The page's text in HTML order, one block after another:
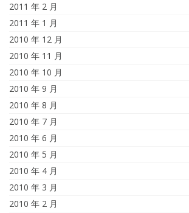
2011 年 2 月
2011 年 1 月
2010 年 12 月
2010 年 11 月
2010 年 10 月
2010 年 9 月
2010 年 8 月
2010 年 7 月
2010 年 6 月
2010 年 5 月
2010 年 4 月
2010 年 3 月
2010 年 2 月